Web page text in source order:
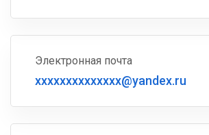
Электронная почта
xxxxxxxxxxxxxx@yandex.ru